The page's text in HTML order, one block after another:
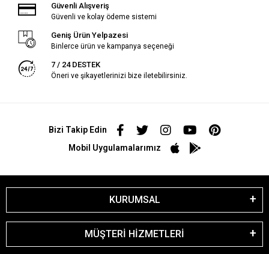
Güvenli Alışveriş
Güvenli ve kolay ödeme sistemi
Geniş Ürün Yelpazesi
Binlerce ürün ve kampanya seçeneği
7 / 24 DESTEK
Öneri ve şikayetlerinizi bize iletebilirsiniz.
Bizi Takip Edin
Mobil Uygulamalarımız
KURUMSAL
MÜŞTERİ HİZMETLERİ